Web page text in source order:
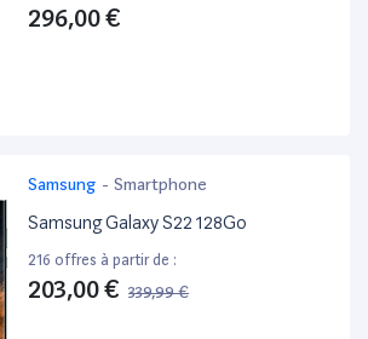
296,00 €
Samsung - Smartphone
Samsung Galaxy S22 128Go
216 offres à partir de :
203,00 € 339,99 €